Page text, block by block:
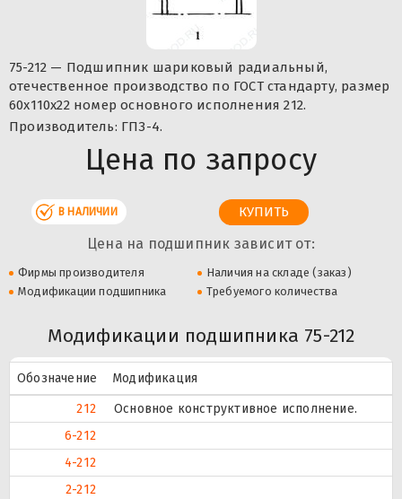
75-212 — Подшипник шариковый радиальный,
отечественное производство по ГОСТ стандарту, размер
60x110x22 номер основного исполнения 212.
Производитель: ГПЗ-4.
Цена по запросу
В НАЛИЧИИ
Цена на подшипник зависит от:
Фирмы производителя
Наличия на складе (заказ)
Модификации подшипника
Требуемого количества
Модификации подшипника 75-212
Обозначение
Модификация
212
Основное конструктивное исполнение.
6-212
4-212
2-212